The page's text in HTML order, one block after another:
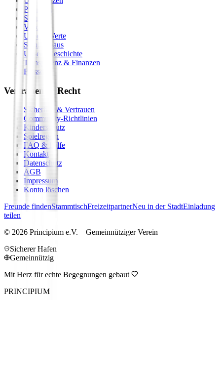
Premium
Shop
Vision
Unsere Werte
Seminarhaus
Unsere Geschichte
Transparenz & Finanzen
Presse
Vertrauen & Recht
Sicherheit & Vertrauen
Community-Richtlinien
Kinderschutz
Spielregeln
FAQ & Hilfe
Kontakt
Datenschutz
AGB
Impressum
Konto löschen
Freunde findenStammtischFreizeitpartnerNeu in der StadtEinladung
teilen
© 2026 Principium e.V. – Gemeinnütziger Verein
Sicherer Hafen
Gemeinnützig
Mit Herz für echte Begegnungen gebaut
PRINCIPIUM